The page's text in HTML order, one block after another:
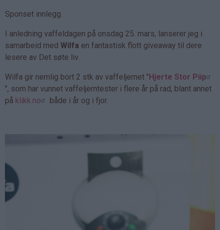
Sponset innlegg.
I anledning vaffeldagen på onsdag 25. mars, lanserer jeg i
samarbeid med Wilfa en fantastisk flott giveaway til dere
lesere av Det søte liv.
Wilfa gir nemlig bort 2 stk av vaffeljernet "Hjerte Stor Piip
", som har vunnet vaffeljerntester i flere år på rad, blant annet
på klikk.no både i år og i fjor.